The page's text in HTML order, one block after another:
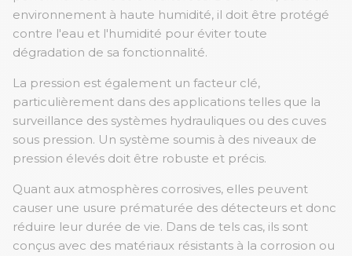
environnement à haute humidité, il doit être protégé
contre l'eau et l'humidité pour éviter toute
dégradation de sa fonctionnalité.
La pression est également un facteur clé,
particulièrement dans des applications telles que la
surveillance des systèmes hydrauliques ou des cuves
sous pression. Un système soumis à des niveaux de
pression élevés doit être robuste et précis.
Quant aux atmosphères corrosives, elles peuvent
causer une usure prématurée des détecteurs et donc
réduire leur durée de vie. Dans de tels cas, ils sont
conçus avec des matériaux résistants à la corrosion ou